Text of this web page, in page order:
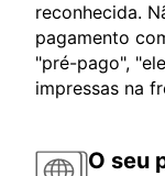
reconhecida.
pagamento
"pré-pago",
impressas na
O seu